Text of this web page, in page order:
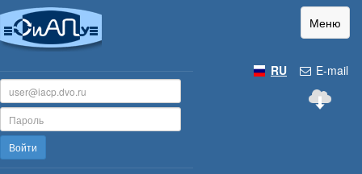
Меню
E-mail
RU
Войти